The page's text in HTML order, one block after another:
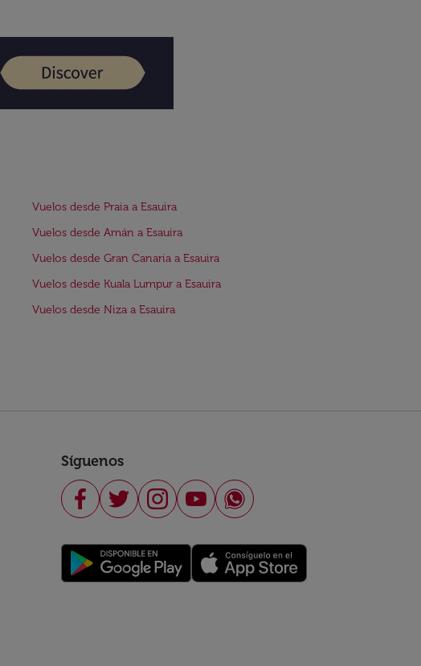
Vuelos desde Praia a Esauira
Vuelos desde Amán a Esauira
Vuelos desde Gran Canaria a Esauira
Vuelos desde Kuala Lumpur a Esauira
Vuelos desde Niza a Esauira
Síguenos